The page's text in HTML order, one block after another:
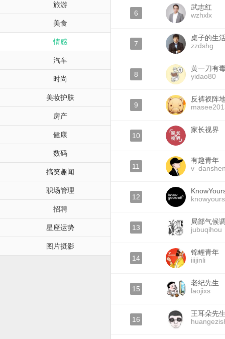
旅游
美食
情感
汽车
时尚
美妆护肤
房产
健康
数码
搞笑趣闻
职场管理
招聘
星座运势
图片摄影
6
武志红
wzhxlx
7
桌子的生
zzdshg
8
黄一刀有
yidao80
9
反裤衩阵
10
家长视界
11
有趣青年
12
13
局部气候
jubuqihou
14
锦鲤青年
iiijinli
15
老纪先生
laojixs
16
王耳朵先